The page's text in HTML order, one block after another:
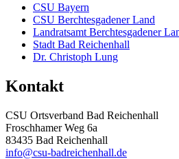
CSU Bayern
CSU Berchtesgadener Land
Landratsamt Berchtesgadener
Stadt Bad Reichenhall
Dr. Christoph Lung
Kontakt
CSU Ortsverband Bad Reichenhall
Froschhamer Weg 6a
83435 Bad Reichenhall
info@csu-badreichenhall.de